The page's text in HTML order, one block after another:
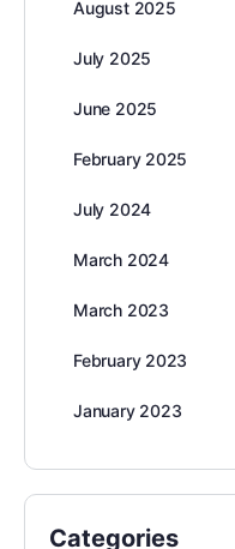
August 2025
July 2025
June 2025
February 2025
July 2024
March 2024
March 2023
February 2023
January 2023
Categories